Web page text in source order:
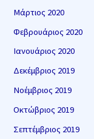
Μάρτιος 2020
Φεβρουάριος 2020
Ιανουάριος 2020
Δεκέμβριος 2019
Νοέμβριος 2019
Οκτώβριος 2019
Σεπτέμβριος 2019